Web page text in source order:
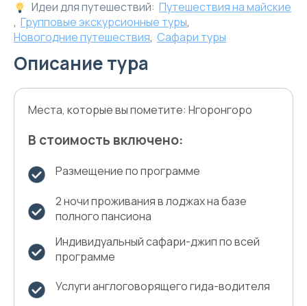
Идеи для путешествий: Путешествия на майские
, Групповые экскурсионные туры,
Новогодние путешествия, Сафари туры
Описание тура
Места, которые вы пометите: Нгоронгоро
В стоимость включено:
Размещение по программе
2 ночи проживания в лоджах на базе
полного пансиона
Индивидуальный сафари-джип по всей
программе
Услуги англоговорящего гида-водителя